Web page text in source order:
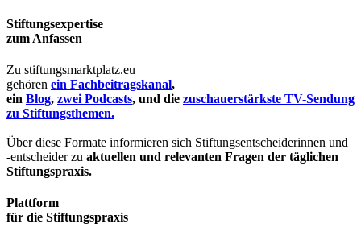
Stiftungsexpertise
zum Anfassen
Zu stiftungsmarktplatz.eu
gehören ein Fachbeitragskanal,
ein Blog, zwei Podcasts, und die zuschauerstärkste TV-Sendung
zu Stiftungsthemen.
Über diese Formate informieren sich Stiftungsentscheiderinnen und
-entscheider zu aktuellen und relevanten Fragen der täglichen
Stiftungspraxis.
Plattform
für die Stiftungspraxis